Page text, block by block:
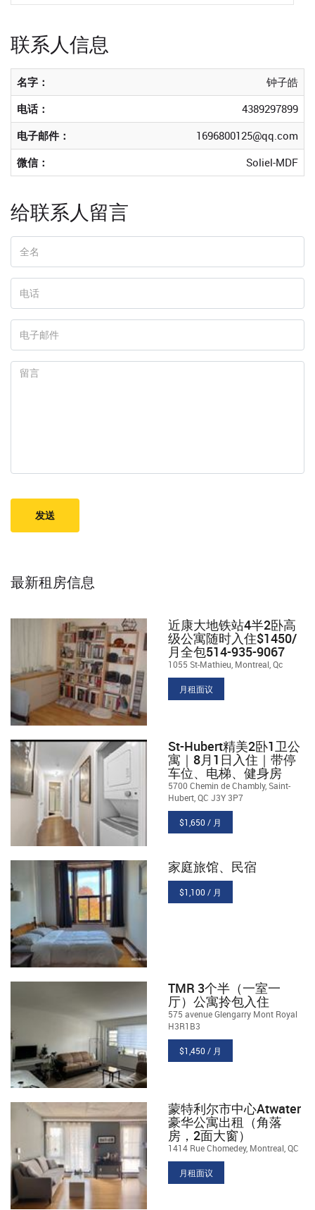
联系人信息
名字：
钟子皓
电话：
4389297899
电子邮件：
1696800125@qq.com
微信：
Soliel-MDF
给联系人留言
最新租房信息
近康大地铁站4半2卧高
级公寓随时入住$1450/
月全包514-935-9067
1055 St-Mathieu, Montreal, Qc
月租面议
St-Hubert精美2卧1卫公
寓｜8月1日入住｜带停
车位、电梯、健身房
5700 Chemin de Chambly, Saint-
Hubert, QC J3Y 3P7
$1,650 / 月
家庭旅馆、民宿
$1,100 / 月
TMR 3个半（一室一
厅）公寓拎包入住
575 avenue Glengarry Mont Royal
H3R1B3
$1,450 / 月
蒙特利尔市中心Atwater
豪华公寓出租（角落
房，2面大窗）
1414 Rue Chomedey, Montreal, QC
月租面议